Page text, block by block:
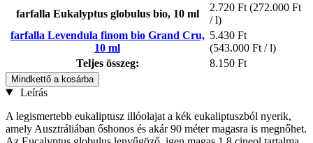
farfalla Eukalyptus globulus bio, 10 ml
2.720 Ft (272.000 Ft
/ l)
farfalla Levendula finom bio Grand Cru,
10 ml
5.430 Ft
(543.000 Ft / l)
Teljes összeg:
8.150 Ft
Mindkettő a kosárba
Leírás
A legismertebb eukaliptusz illóolajat a kék eukaliptuszból nyerik,
amely Ausztráliában őshonos és akár 90 méter magasra is megnőhet.